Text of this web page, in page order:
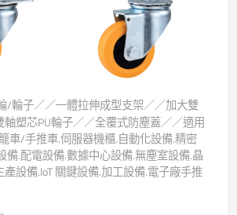
/輪子／／一體拉伸成型支架／／加大雙
塑芯PU輪子／／全覆式防塵蓋／／適用
車/手推車.伺服器機櫃.自動化設備.精密
備.配電設備.數據中心設備.無塵室設備.晶
產設備.IoT 關鍵設備.加工設備.電子廠手推